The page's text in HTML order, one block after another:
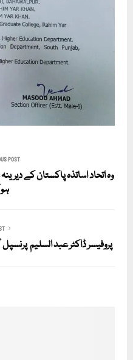
POST
وہ اتحاد اساتذہ پاکستان کے
پروفیسر ڈاکٹر عبد السلیم